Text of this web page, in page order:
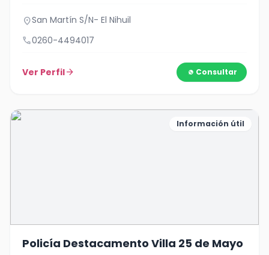
location_onSan Martín S/N- El Nihuil
call0260-4494017
Ver Perfilarrow_forward Consultar
Información útil
Policía Destacamento Villa 25 de Mayo